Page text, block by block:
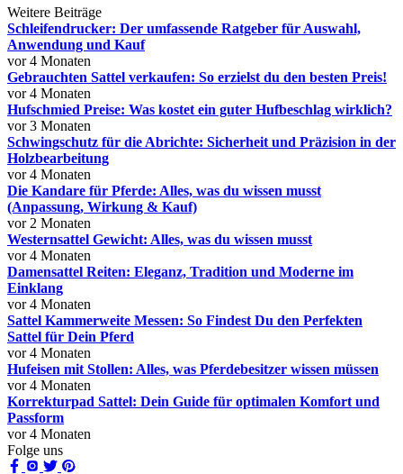
Weitere Beiträge
Schleifendrucker: Der umfassende Ratgeber für Auswahl,
Anwendung und Kauf
vor 4 Monaten
Gebrauchten Sattel verkaufen: So erzielst du den besten Preis!
vor 4 Monaten
Hufschmied Preise: Was kostet ein guter Hufbeschlag wirklich?
vor 3 Monaten
Schwingschutz für die Abrichte: Sicherheit und Präzision in der
Holzbearbeitung
vor 4 Monaten
Die Kandare für Pferde: Alles, was du wissen musst
(Anpassung, Wirkung & Kauf)
vor 2 Monaten
Westernsattel Gewicht: Alles, was du wissen musst
vor 4 Monaten
Damensattel Reiten: Eleganz, Tradition und Moderne im
Einklang
vor 4 Monaten
Sattel Kammerweite Messen: So Findest Du den Perfekten
Sattel für Dein Pferd
vor 4 Monaten
Hufeisen mit Stollen: Alles, was Pferdebesitzer wissen müssen
vor 4 Monaten
Korrekturpad Sattel: Dein Guide für optimalen Komfort und
Passform
vor 4 Monaten
Folge uns